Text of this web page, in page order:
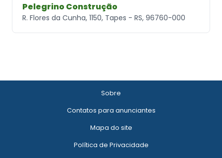
Pelegrino Construção
R. Flores da Cunha, 1150, Tapes - RS, 96760-000
Sobre
Contatos para anunciantes
Mapa do site
Política de Privacidade